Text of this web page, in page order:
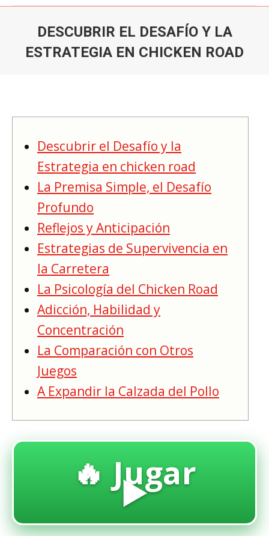
DESCUBRIR EL DESAFÍO Y LA
ESTRATEGIA EN CHICKEN ROAD
Descubrir el Desafío y la
Estrategia en chicken road
La Premisa Simple, el Desafío
Profundo
Reflejos y Anticipación
Estrategias de Supervivencia en
la Carretera
La Psicología del Chicken Road
Adicción, Habilidad y
Concentración
La Comparación con Otros
Juegos
A Expandir la Calzada del Pollo
🔥 Jugar
▶️